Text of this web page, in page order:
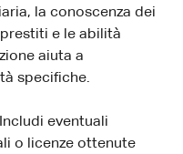
la conoscenza dei
e le abilità
aiuta a
specifiche.
Includi eventuali
o licenze ottenute